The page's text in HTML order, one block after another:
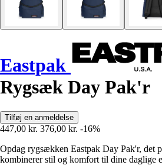
Eastpak
Rygsæk Day Pak'r
Tilføj en anmeldelse
447,00 kr. 376,00 kr. -16%
Opdag rygsækken Eastpak Day Pak'r, det
kombinerer stil og komfort til dine daglige